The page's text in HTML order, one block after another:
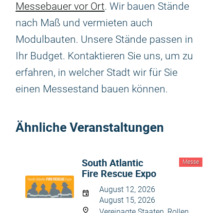
Messebauer vor Ort. Wir bauen Stände
nach Maß und vermieten auch
Modulbauten. Unsere Stände passen in
Ihr Budget. Kontaktieren Sie uns, um zu
erfahren, in welcher Stadt wir für Sie
einen Messestand bauen können.
Ähnliche Veranstaltungen
Messe
South Atlantic
Fire Rescue Expo
August 12, 2026
August 15, 2026